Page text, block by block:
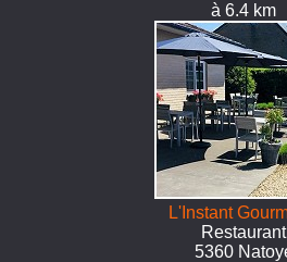
à 6.4 km
L'Instant
Restaurant
5360